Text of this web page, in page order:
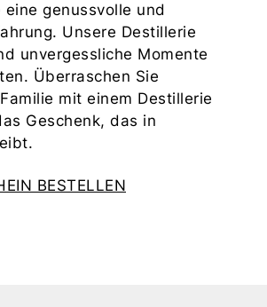
eine genussvolle und
Unsere Destillerie
unvergessliche Momente
Überraschen Sie
mit einem Destillerie
Geschenk, das in
BESTELLEN